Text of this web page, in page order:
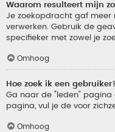
Waarom resulteert mijn
Je zoekopdracht gaf meer
verwerken. Gebruik de
specifieker met zowel je
Omhoog
Hoe zoek ik een
Ga naar de "leden" pagina
pagina, vul je de voor
Omhoog